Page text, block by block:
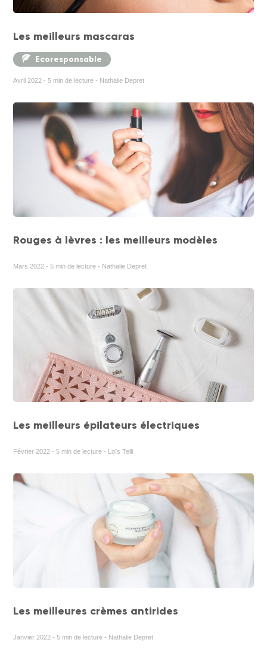
Les meilleurs mascaras
Ecoresponsable
Avril 2022 - 5 min de lecture - Nathalie Depret
Rouges à lèvres : les meilleurs modèles
Mars 2022 - 5 min de lecture - Nathalie Depret
Les meilleurs épilateurs électriques
Février 2022 - 5 min de lecture - Loïs Telli
Les meilleures crèmes antirides
Janvier 2022 - 5 min de lecture - Nathalie Depret